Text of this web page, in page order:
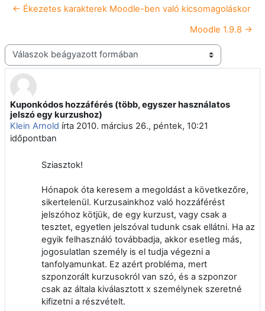
← Ékezetes karakterek Moodle-ben való kicsomagoláskor
Moodle 1.9.8 →
Megjelenítési mód
Kuponkódos hozzáférés (több, egyszer használatos
jelszó egy kurzushoz)
Klein Arnold írta 2010. március 26., péntek, 10:21
időpontban
Válaszok szám: 6
Sziasztok!
Hónapok óta keresem a megoldást a következőre,
sikertelenül. Kurzusainkhoz való hozzáférést
jelszóhoz kötjük, de egy kurzust, vagy csak a
tesztet, egyetlen jelszóval tudunk csak ellátni. Ha az
egyik felhasználó továbbadja, akkor esetleg más,
jogosulatlan személy is el tudja végezni a
tanfolyamunkat. Ez azért probléma, mert
szponzorált kurzusokról van szó, és a szponzor
csak az általa kiválasztott x személynek szeretné
kifizetni a részvételt.